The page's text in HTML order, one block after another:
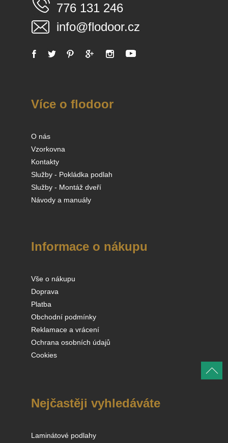
776 131 246
info@flodoor.cz
Více o flodoor
O nás
Vzorkovna
Kontakty
Služby - Pokládka podlah
Služby - Montáž dveří
Návody a manuály
Informace o nákupu
Vše o nákupu
Doprava
Platba
Obchodní podmínky
Reklamace a vrácení
Ochrana osobních údajů
Cookies
Nejčastěji vyhledáváte
Laminátové podlahy